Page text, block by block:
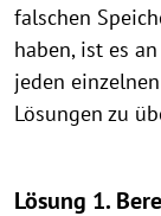
falschen
haben, ist es
jeden
Lösungen zu
Lösung 1.